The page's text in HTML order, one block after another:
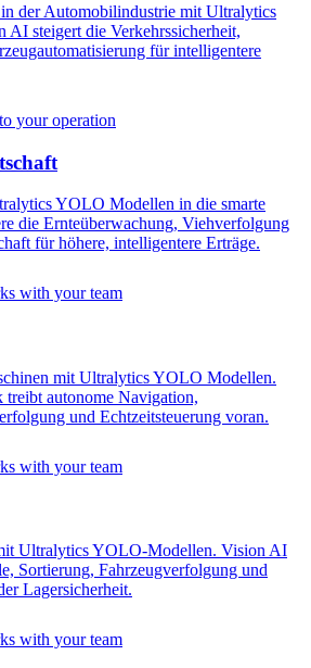
der Automobilindustrie mit Ultralytics
steigert die Verkehrssicherheit,
für intelligentere
YOLO Modellen in die smarte
die Ernteüberwachung, Viehverfolgung
für höhere, intelligentere Erträge.
mit Ultralytics YOLO Modellen.
autonome Navigation,
und Echtzeitsteuerung voran.
Ultralytics YOLO-Modellen. Vision AI
Sortierung, Fahrzeugverfolgung und
Lagersicherheit.